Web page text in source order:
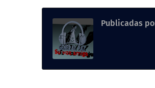
Publicadas